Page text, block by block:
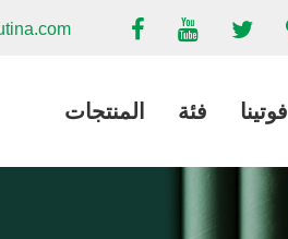
المنتجات فئة فوتينا